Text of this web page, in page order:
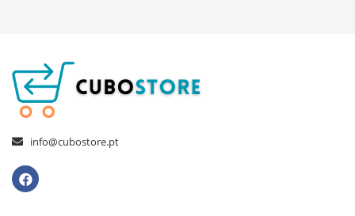
info@cubostore.pt